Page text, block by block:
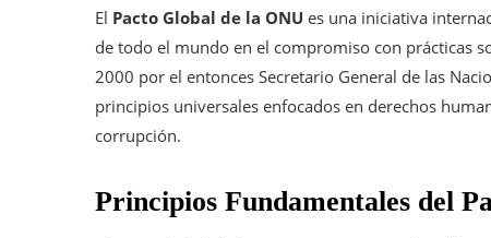
El Pacto Global de la ONU es una iniciativa
de todo el mundo en el compromiso con prácticas
2000 por el entonces Secretario General de las
principios universales enfocados en derechos
corrupción.
Principios Fundamentales del